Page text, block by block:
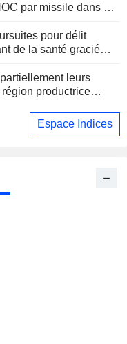
par missile dans le
pour délit
de la santé gracié
leurs
productrice
Espace Indices